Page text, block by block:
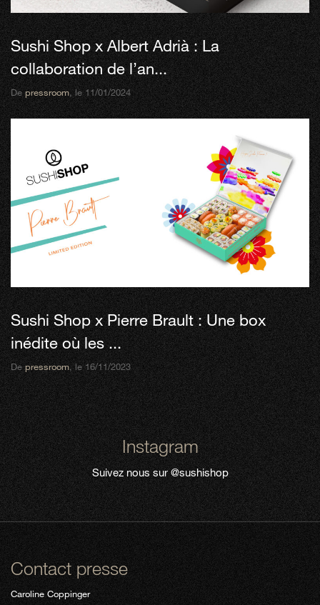
Sushi Shop x Albert Adrià : La
collaboration de l’an...
Depressroom, le 11/01/2024
Sushi Shop x Pierre Brault : Une box
inédite où les ...
Depressroom, le 16/11/2023
Instagram
Suivez nous sur@sushishop
Contact presse
Caroline Coppinger